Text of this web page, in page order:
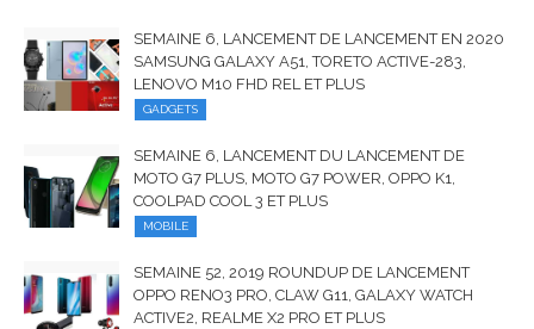
SEMAINE 6, LANCEMENT DE LANCEMENT EN 2020
SAMSUNG GALAXY A51, TORETO ACTIVE-283,
LENOVO M10 FHD REL ET PLUS
GADGETS
SEMAINE 6, LANCEMENT DU LANCEMENT DE
MOTO G7 PLUS, MOTO G7 POWER, OPPO K1,
COOLPAD COOL 3 ET PLUS
MOBILE
SEMAINE 52, 2019 ROUNDUP DE LANCEMENT
OPPO RENO3 PRO, CLAW G11, GALAXY WATCH
ACTIVE2, REALME X2 PRO ET PLUS